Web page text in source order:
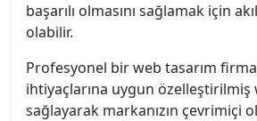
başarılı olmasını sağlamak için
olabilir.
Profesyonel bir web tasarım
ihtiyaçlarına uygun özelleştirilmiş
sağlayarak markanızın çevrimiçi